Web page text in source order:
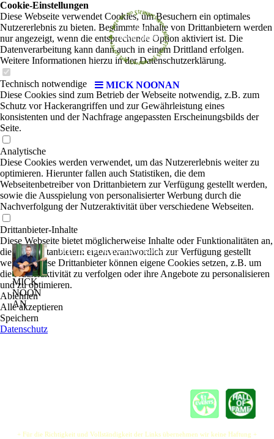
MICK NOONAN
MICK
NOON
AN
MICK NOONAN|Rock-Pop
+ Für die Richtigkeit und Vollständigkeit der Links übernehmen wir keine Haftung +
Cookie-Einstellungen
Diese Webseite verwendet Cookies, um Besuchern ein optimales
Nutzererlebnis zu bieten. Bestimmte Inhalte von Drittanbietern werden
nur angezeigt, wenn die entsprechende Option aktiviert ist. Die
Datenverarbeitung kann dann auch in einem Drittland erfolgen.
Weitere Informationen hierzu in der Datenschutzerklärung.
Technisch notwendige
Diese Cookies sind zum Betrieb der Webseite notwendig, z.B. zum
Schutz vor Hackerangriffen und zur Gewährleistung eines
konsistenten und der Nachfrage angepassten Erscheinungsbilds der
Seite.
Analytische
Diese Cookies werden verwendet, um das Nutzererlebnis weiter zu
optimieren. Hierunter fallen auch Statistiken, die dem
Webseitenbetreiber von Drittanbietern zur Verfügung gestellt werden,
sowie die Ausspielung von personalisierter Werbung durch die
Nachverfolgung der Nutzeraktivität über verschiedene Webseiten.
Drittanbieter-Inhalte
Diese Webseite bietet möglicherweise Inhalte oder Funktionalitäten an,
die von Drittanbietern eigenverantwortlich zur Verfügung gestellt
werden. Diese Drittanbieter können eigene Cookies setzen, z.B. um
die Nutzeraktivität zu verfolgen oder ihre Angebote zu personalisieren
und zu optimieren.
Ablehnen
Alle akzeptieren
Speichern
Datenschutz